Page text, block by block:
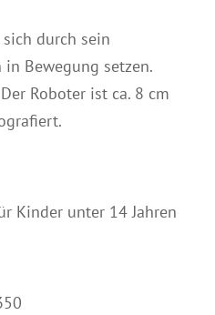
durch sein
Bewegung setzen.
Roboter ist ca. 8 cm
Kinder unter 14 Jahren